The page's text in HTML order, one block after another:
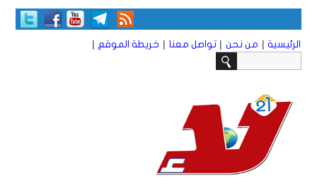
الرئيسية | من نحن | تواصل معنا | خريطة الموقع |